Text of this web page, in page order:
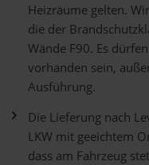
Heizräume gelten.
die der
Wände F90. Es
vorhanden sein,
Ausführung.
Die Lieferung nach
LKW mit geeichtem
dass am Fahrzeug